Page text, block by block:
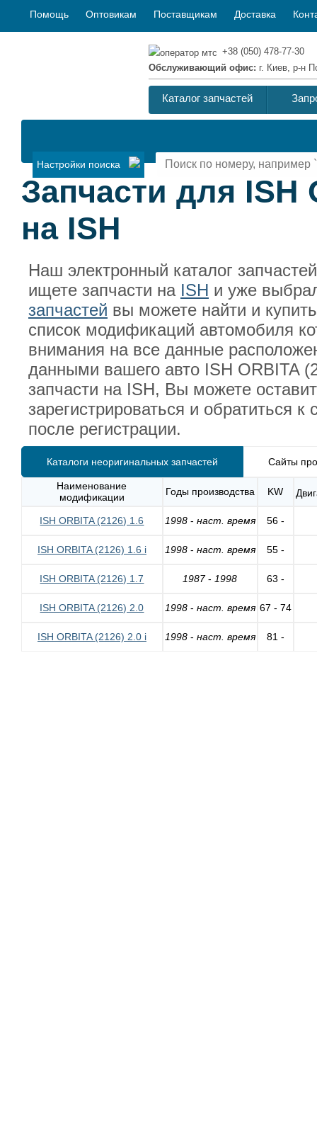
Помощь Оптовикам Поставщикам Доставка
+38 (050) 478-77-30
Обслуживающий офис: г. Киев, р-н
Каталог запчастей
Настройки поиска
Запчасти для ISH
на ISH
Наш электронный каталог
ищете запчасти на ISH и уже
запчастей вы можете найти и
список модификаций автомобиля
внимания на все данные
данными вашего авто ISH ORBITA
запчасти на ISH, Вы можете
зарегистрироваться и обратиться
после регистрации.
Каталоги неоригинальных запчастей Сайты
Наименование
модификации
Годы производства KW
ISH ORBITA (2126) 1.6 1998 - наст. время 56 -
ISH ORBITA (2126) 1.6 i 1998 - наст. время 55 -
ISH ORBITA (2126) 1.7 1987- 1998 63 -
ISH ORBITA (2126) 2.0 1998 - наст. время 67 - 74
ISH ORBITA (2126) 2.0 i 1998 - наст. время 81 -